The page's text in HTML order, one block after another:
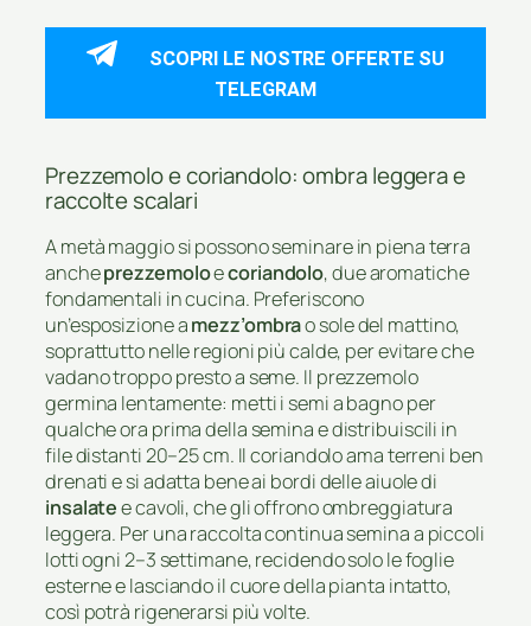
SCOPRI LE NOSTRE OFFERTE SU
TELEGRAM
Prezzemolo e coriandolo: ombra leggera e
raccolte scalari
A metà maggio si possono seminare in piena terra
ancheprezzemoloecoriandolo, due aromatiche
fondamentali in cucina. Preferiscono
un’esposizione amezz’ombrao sole del mattino,
soprattutto nelle regioni più calde, per evitare che
vadano troppo presto a seme. Il prezzemolo
germina lentamente: metti i semi a bagno per
qualche ora prima della semina e distribuiscili in
file distanti 20–25 cm. Il coriandolo ama terreni ben
drenati e si adatta bene ai bordi delle aiuole di
insalatee cavoli, che gli offrono ombreggiatura
leggera. Per una raccolta continua semina a piccoli
lotti ogni 2–3 settimane, recidendo solo le foglie
esterne e lasciando il cuore della pianta intatto,
così potrà rigenerarsi più volte.